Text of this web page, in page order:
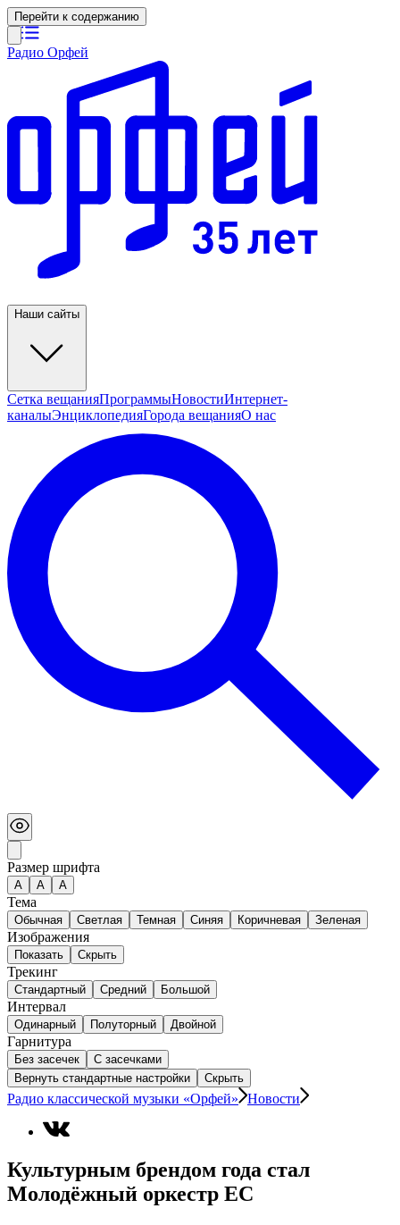
Перейти к содержанию
Радио Орфей
Наши сайты
Сетка вещанияПрограммыНовостиИнтернет-
каналыЭнциклопедияГорода вещанияО нас
Размер шрифта
А A A
Тема
Обычная Светлая Темная Синяя Коричневая Зеленая
Изображения
Показать Скрыть
Трекинг
Стандартный Средний Большой
Интервал
Одинарный Полуторный Двойной
Гарнитура
Без засечек
С засечками
Вернуть стандартные настройки
Скрыть
Радио классической музыки «Орфей» Новости
Культурным брендом года стал
Молодёжный оркестр ЕС